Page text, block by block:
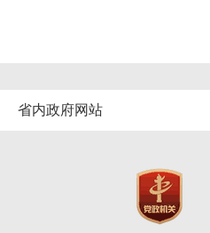
省内政府网站